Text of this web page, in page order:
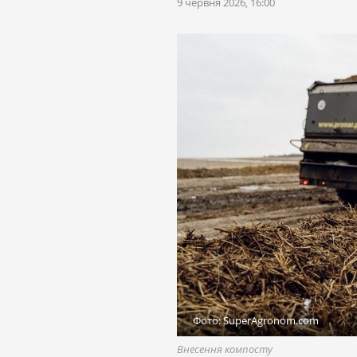
Фото: SuperAgronom.com
Внесення компосту